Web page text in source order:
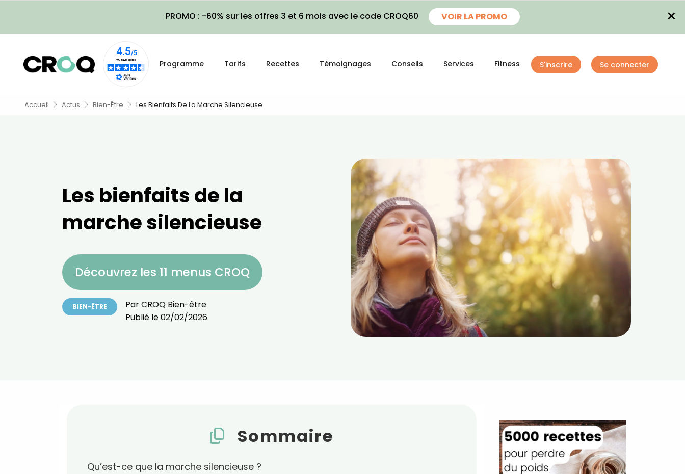
PROMO : -60% sur les offres 3 et 6 mois avec le code CROQ60 VOIR LA PROMO ×
Programme Tarifs Recettes Témoignages Conseils Services Fitness S'inscrire Se connecter
Accueil Actus Bien-Être Les Bienfaits De La Marche Silencieuse
Les bienfaits de la
marche silencieuse
Découvrez les 11 menus CROQ
BIEN-ÊTRE ParCROQ Bien-être
Publié le02/02/2026
Sommaire
Qu’est-ce que la marche silencieuse ?